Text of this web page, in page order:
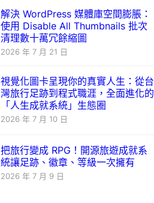
解決 WordPress 媒體庫空間膨脹：
使用 Disable All Thumbnails 批次
清理數十萬冗餘縮圖
2026 年 7 月 21 日
視覺化圖卡呈現你的真實人生：從台
灣旅行足跡到程式職涯，全面進化的
「人生成就系統」生態圈
2026 年 7 月 10 日
把旅行變成 RPG！開源旅遊成就系
統讓足跡、徽章、等級一次擁有
2026 年 7 月 9 日